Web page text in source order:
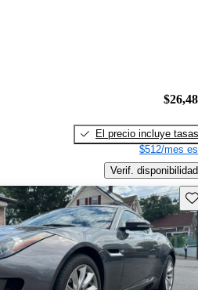
El precio incluye tasas
$512/mes
Verif. disponibilidad